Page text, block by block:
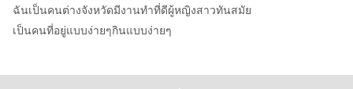
ฉันเป็นคนต่างจังหวัดมีงานทำที่ดีผู้หญิงสาวทันสมัย
เป็นคนที่อยู่แบบง่ายๆกินแบบง่ายๆ